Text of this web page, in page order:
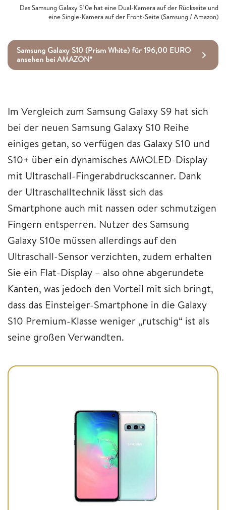
Das Samsung Galaxy S10e hat eine Dual-Kamera auf der Rückseite und
eine Single-Kamera auf der Front-Seite (Samsung / Amazon)
Samsung Galaxy S10 (Prism White) für 196,00 EURO
ansehen bei AMAZON*
Im Vergleich zum Samsung Galaxy S9 hat sich
bei der neuen Samsung Galaxy S10 Reihe
einiges getan, so verfügen das Galaxy S10 und
S10+ über ein dynamisches AMOLED-Display
mit Ultraschall-Fingerabdruckscanner. Dank
der Ultraschalltechnik lässt sich das
Smartphone auch mit nassen oder schmutzigen
Fingern entsperren. Nutzer des Samsung
Galaxy S10e müssen allerdings auf den
Ultraschall-Sensor verzichten, zudem erhalten
Sie ein Flat-Display – also ohne abgerundete
Kanten, was jedoch den Vorteil mit sich bringt,
dass das Einsteiger-Smartphone in die Galaxy
S10 Premium-Klasse weniger „rutschig“ ist als
seine großen Verwandten.